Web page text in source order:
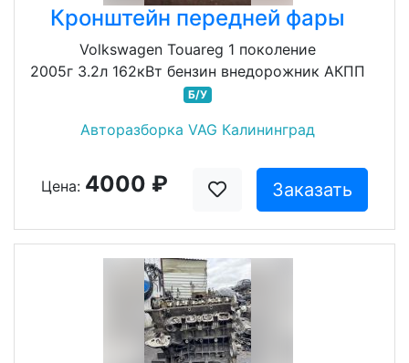
Кронштейн передней фары
Volkswagen Touareg 1 поколение
2005г 3.2л 162кВт бензин внедорожник АКПП
Б/У
Авторазборка VAG Калининград
Цена: 4000 ₽ Заказать